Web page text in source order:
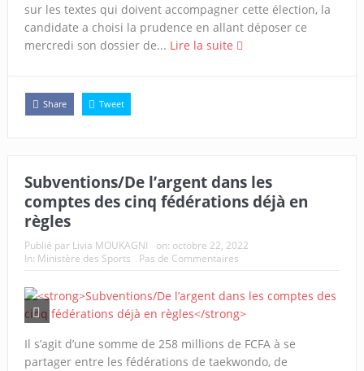
sur les textes qui doivent accompagner cette élection, la
candidate a choisi la prudence en allant déposer ce
mercredi son dossier de... Lire la suite
Share Tweet
Subventions/De l’argent dans les
comptes des cinq fédérations déjà en
règles
Publié par Livia MOUKAGNI on: octobre 22, 2022
In: Ministère des Sports Pas de Commentaires
Il s’agit d’une somme de 258 millions de FCFA à se
partager entre les fédérations de taekwondo, de